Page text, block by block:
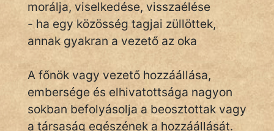
SZÓLÁS
És
KÖZMONDÁS
morálja, viselkedése, visszaélése
- ha egy közösség tagjai züllöttek,
annak gyakran a vezető az oka
A főnök vagy vezető hozzáállása,
embersége és elhivatottsága nagyon
sokban befolyásolja a beosztottak vagy
a társaság egészének a hozzáállását.